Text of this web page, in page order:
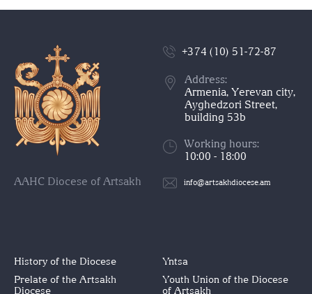
AAHC Diocese of Artsakh
History of the Diocese
Prelate of the Artsakh
Diocese
Yntsa
Youth Union of the Diocese
of Artsakh
+374 (10) 51-72-87
Address:
Armenia, Yerevan city,
Ayghedzori Street,
building 53b
Working hours:
10:00 - 18:00
info@artsakhdiocese.am